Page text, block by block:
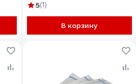
5(1)
В корзину